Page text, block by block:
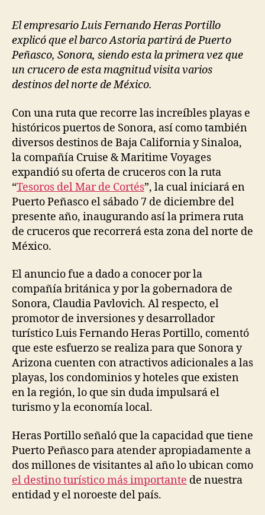
El empresario Luis Fernando Heras Portillo
explicó que el barco Astoria partirá de Puerto
Peñasco, Sonora, siendo esta la primera vez que
un crucero de esta magnitud visita varios
destinos del norte de México.
Con una ruta que recorre las increíbles playas e
históricos puertos de Sonora, así como también
diversos destinos de Baja California y Sinaloa,
la compañía Cruise & Maritime Voyages
expandió su oferta de cruceros con la ruta
“Tesoros del Mar de Cortés”, la cual iniciará en
Puerto Peñasco el sábado 7 de diciembre del
presente año, inaugurando así la primera ruta
de cruceros que recorrerá esta zona del norte de
México.
El anuncio fue a dado a conocer por la
compañía británica y por la gobernadora de
Sonora, Claudia Pavlovich. Al respecto, el
promotor de inversiones y desarrollador
turístico Luis Fernando Heras Portillo, comentó
que este esfuerzo se realiza para que Sonora y
Arizona cuenten con atractivos adicionales a las
playas, los condominios y hoteles que existen
en la región, lo que sin duda impulsará el
turismo y la economía local.
Heras Portillo señaló que la capacidad que tiene
Puerto Peñasco para atender apropiadamente a
dos millones de visitantes al año lo ubican como
el destino turístico más importante de nuestra
entidad y el noroeste del país.